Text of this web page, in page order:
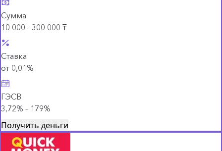
Сумма
10 000 - 300 000 ₸
Ставка
от 0,01%
ГЭСВ
3,72% – 179%
Получить деньги